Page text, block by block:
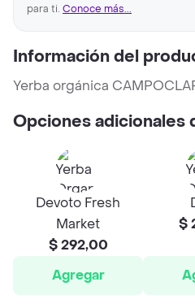
para ti. Conoce más...
Información del
Yerba orgánica
Opciones adicionales
Devoto Fresh
Market
$ 292,00
Agregar
$